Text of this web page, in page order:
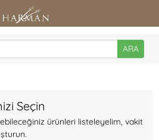
ARA
Seçin
ürünleri listeleyelim, vakit